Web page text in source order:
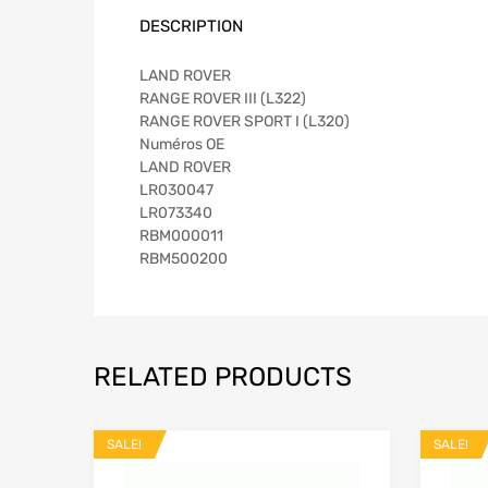
DESCRIPTION
LAND ROVER
RANGE ROVER III (L322)
RANGE ROVER SPORT I (L320)
Numéros OE
LAND ROVER
LR030047
LR073340
RBM000011
RBM500200
RELATED PRODUCTS
SALE! SALE!